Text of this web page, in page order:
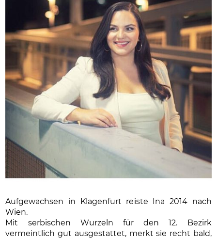
Aufgewachsen in Klagenfurt reiste Ina 2014 nach
Wien.
Mit serbischen Wurzeln für den 12. Bezirk
vermeintlich gut ausgestattet, merkt sie recht bald,